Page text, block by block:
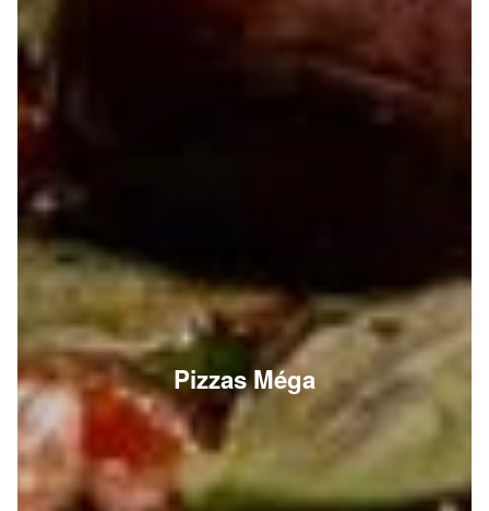
Pizzas Méga